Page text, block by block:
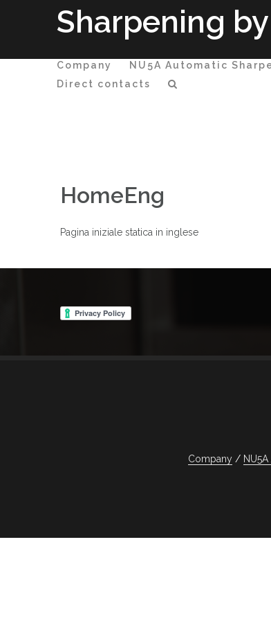
Sharpening
Company NU5A Automatic
Direct contacts
HomeEng
Pagina iniziale statica in inglese
Company